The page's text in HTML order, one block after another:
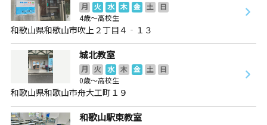
月 火 水 木 金 土
日
4歳～高校生
和歌山県和歌山市吹上２丁目４‐１３
城北教室
月 火 水 木 金 土
日
0歳～高校生
和歌山県和歌山市舟大工町１９
和歌山駅東教室